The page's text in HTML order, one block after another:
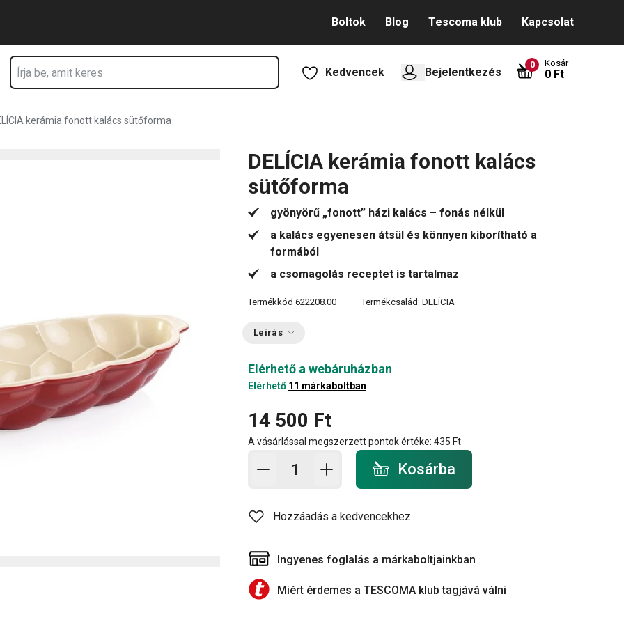
Boltok Blog Tescoma klub Kapcsolat
Kedvencek Bejelentkezés
0 Kosár
0 Ft
kerámia fonott kalács sütőforma
DELÍCIA kerámia fonott kalács
sütőforma
gyönyörű „fonott” házi kalács – fonás nélkül
a kalács egyenesen átsül és könnyen kiborítható a
formából
a csomagolás receptet is tartalmaz
Termékkód 622208.00 Termékcsalád: DELÍCIA
Leírás
Elérhető a webáruházban
Elérhető 11 márkaboltban
14 500 Ft
A vásárlással megszerzett pontok értéke: 435 Ft
Kosárba - mennyiség
Kosárba
Hozzáadás a kedvencekhez
Ingyenes foglalás a márkaboltjainkban
Miért érdemes a TESCOMA klub tagjává válni